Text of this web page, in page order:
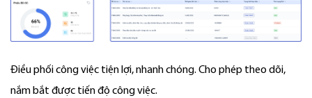
Điều phối công việc tiện lợi, nhanh chóng. Cho phép theo dõi,
nắm bắt được tiến độ công việc.